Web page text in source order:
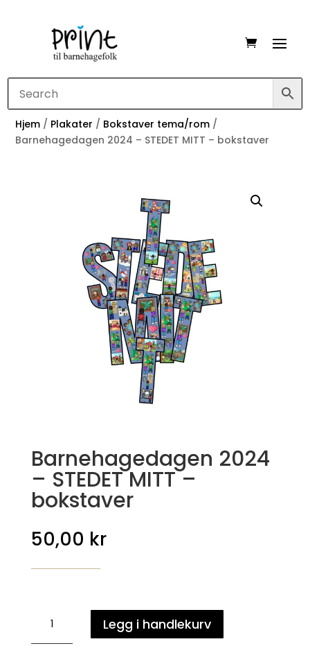
Hjem / Plakater / Bokstaver tema/rom /
Barnehagedagen 2024 – STEDET MITT – bokstaver
Barnehagedagen 2024
– STEDET MITT –
bokstaver
50,00 kr
Barnehagedagen
2024
-
Legg i handlekurv